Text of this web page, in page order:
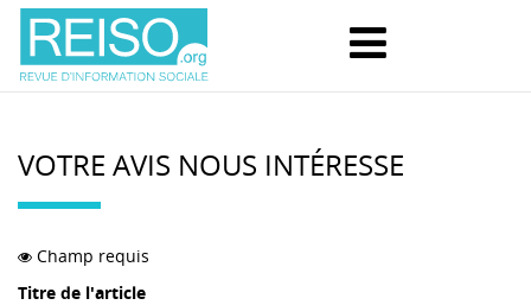
VOTRE AVIS NOUS INTÉRESSE
Champ requis
Titre de l'article